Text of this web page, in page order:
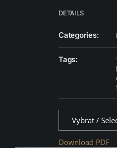
DETAILS
Categories:
Tags:
Vybrat /
Download PDF